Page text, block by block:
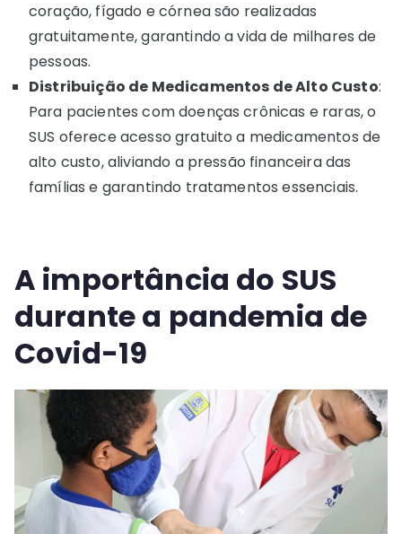
coração, fígado e córnea são realizadas
gratuitamente, garantindo a vida de milhares de
pessoas.
Distribuição de Medicamentos de Alto Custo:
Para pacientes com doenças crônicas e raras, o
SUS oferece acesso gratuito a medicamentos de
alto custo, aliviando a pressão financeira das
famílias e garantindo tratamentos essenciais.
A importância do SUS
durante a pandemia de
Covid-19